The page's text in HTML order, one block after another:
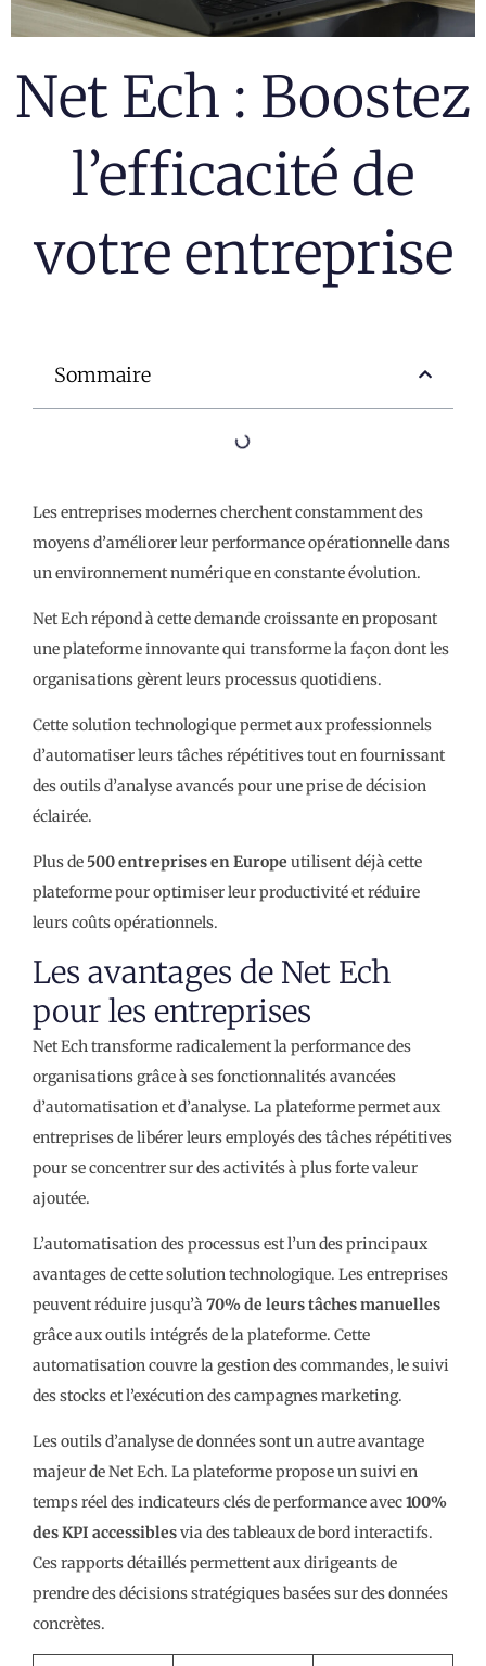
Net Ech : Boostez
l’efficacité de
votre entreprise
Sommaire
Les entreprises modernes cherchent constamment des
moyens d’améliorer leur performance opérationnelle dans
un environnement numérique en constante évolution.
Net Ech répond à cette demande croissante en proposant
une plateforme innovante qui transforme la façon dont les
organisations gèrent leurs processus quotidiens.
Cette solution technologique permet aux professionnels
d’automatiser leurs tâches répétitives tout en fournissant
des outils d’analyse avancés pour une prise de décision
éclairée.
Plus de 500 entreprises en Europe utilisent déjà cette
plateforme pour optimiser leur productivité et réduire
leurs coûts opérationnels.
Les avantages de Net Ech
pour les entreprises
Net Ech transforme radicalement la performance des
organisations grâce à ses fonctionnalités avancées
d’automatisation et d’analyse. La plateforme permet aux
entreprises de libérer leurs employés des tâches répétitives
pour se concentrer sur des activités à plus forte valeur
ajoutée.
L’automatisation des processus est l’un des principaux
avantages de cette solution technologique. Les entreprises
peuvent réduire jusqu’à 70% de leurs tâches manuelles
grâce aux outils intégrés de la plateforme. Cette
automatisation couvre la gestion des commandes, le suivi
des stocks et l’exécution des campagnes marketing.
Les outils d’analyse de données sont un autre avantage
majeur de Net Ech. La plateforme propose un suivi en
temps réel des indicateurs clés de performance avec100%
des KPI accessiblesvia des tableaux de bord interactifs.
Ces rapports détaillés permettent aux dirigeants de
prendre des décisions stratégiques basées sur des données
concrètes.